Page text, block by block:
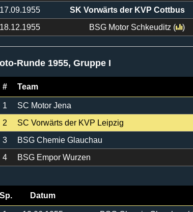
17.09.1955
SK Vorwärts der KVP Cottbus
18.12.1955
BSG Motor Schkeuditz ( )
Runde 1955, Gruppe I
# Team
1 SC Motor Jena
2
SC Vorwärts der KVP Leipzig
3
BSG Chemie Glauchau
4
BSG Empor Wurzen
Sp. Datum